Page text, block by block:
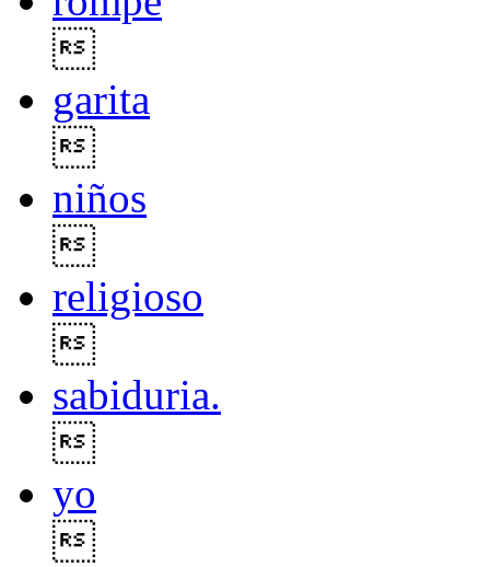
garita
niños
religioso
sabiduria.
yo